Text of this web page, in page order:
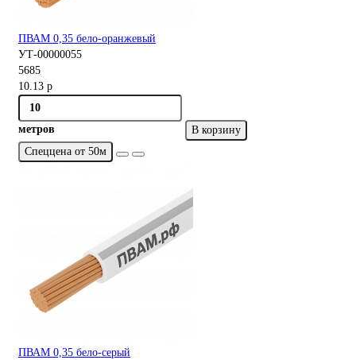
ПВАМ 0,35 бело-оранжевый
УТ-00000055
5685
10.13 р
метров
В корзину
Спеццена от 50м
ПВАМ 0,35 бело-серый